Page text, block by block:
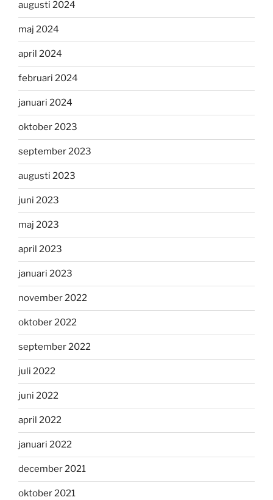
augusti 2024
maj 2024
april 2024
februari 2024
januari 2024
oktober 2023
september 2023
augusti 2023
juni 2023
maj 2023
april 2023
januari 2023
november 2022
oktober 2022
september 2022
juli 2022
juni 2022
april 2022
januari 2022
december 2021
oktober 2021